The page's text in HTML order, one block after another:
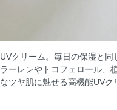
クリーム。毎日の保湿と同
ーレンやトコフェロール、
ツヤ肌に魅せる高機能UVク